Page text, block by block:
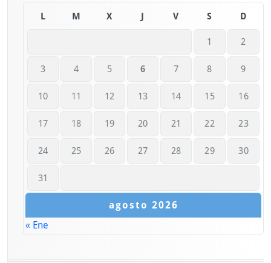
agosto 2026
L M X V S D
1 2
3 4 5 6 7 8 9
10 11 12 13 14 15 16
17 18 19 20 21 22 23
24 25 26 27 28 29 30
31
« Ene